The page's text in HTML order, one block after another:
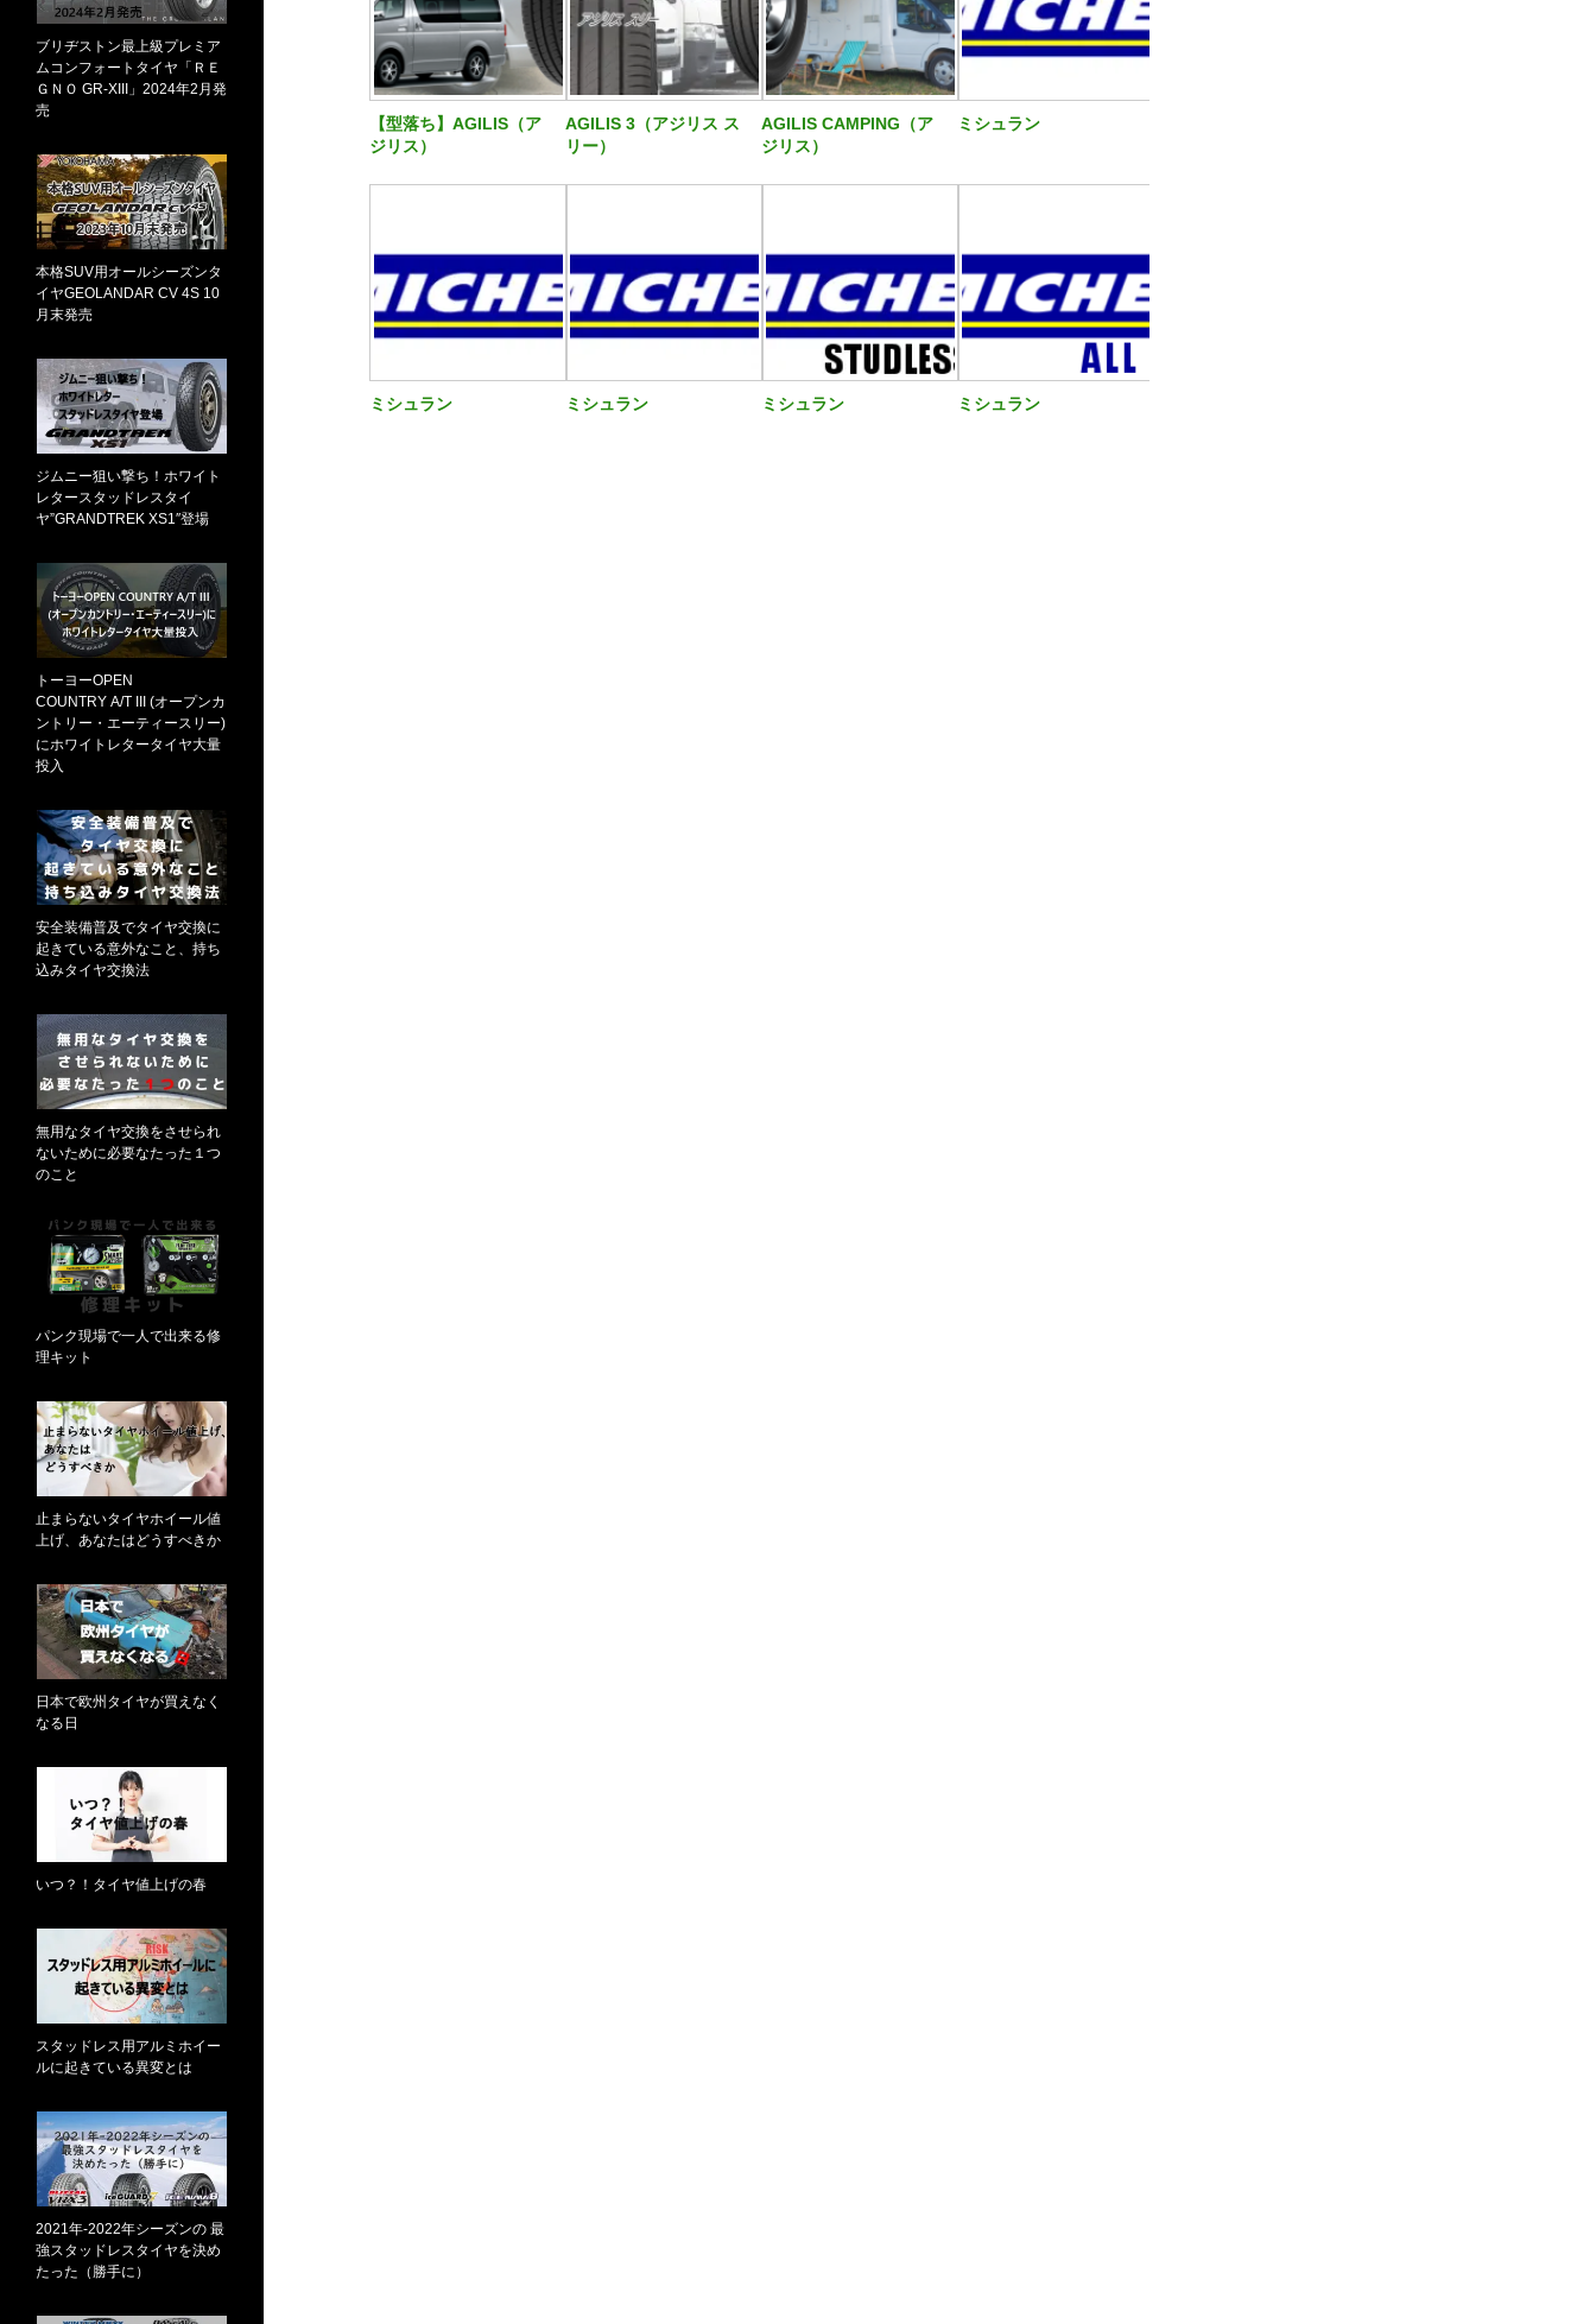
【型落ち】AGILIS（ア
ジリス）
AGILIS 3（アジリス ス
リー）
AGILIS CAMPING（ア
ジリス）
ミシュラン
ミシュラン ミシュラン ミシュラン ミシュラン
ブリヂストン最上級プレミア
ムコンフォートタイヤ「ＲＥ
ＧＮＯ GR-XIII」2024年2月発
売
本格SUV用オールシーズンタ
イヤGEOLANDAR CV 4S 10
月末発売
ジムニー狙い撃ち！ホワイト
レタースタッドレスタイ
ヤ”GRANDTREK XS1″登場
トーヨーOPEN
COUNTRY A/T III (オープンカ
ントリー・エーティースリー)
にホワイトレタータイヤ大量
投入
安全装備普及でタイヤ交換に
起きている意外なこと、持ち
込みタイヤ交換法
無用なタイヤ交換をさせられ
ないために必要なたった１つ
のこと
パンク現場で一人で出来る修
理キット
止まらないタイヤホイール値
上げ、あなたはどうすべきか
日本で欧州タイヤが買えなく
なる日
いつ？！タイヤ値上げの春
スタッドレス用アルミホイー
ルに起きている異変とは
2021年-2022年シーズンの 最
強スタッドレスタイヤを決め
たった（勝手に）